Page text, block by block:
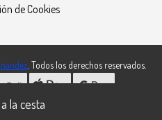
de Cookies
. Todos los derechos reservados.
MEIGASOFT. Tecnología